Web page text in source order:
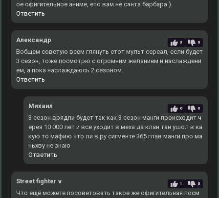
ое офигительное аниме, ето вам не санта барбара ).
Ответить
Александр 3 0
Вобщем советую всем глянуть етот мульт сереал, если будет
3 сезон, тоже посмотрю с огромним желанием и наслаждени
ем, а пока наслаждаюсь 2 сезоном.
Ответить
Михаил 0 0
3 сезон врядли будет так как 3 сезон манги происходит ч
ерез 10 000 лет и все уходит в меха да клан тан ушол в ка
кую то мафию что ли в ру сигменте 365 глав манги про ма
ньхву не знаю
Ответить
Street fighter v 1 0
Что ещё можете посоветовать такое же офигительная посм